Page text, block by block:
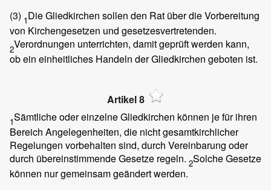
(3) 1Die Gliedkirchen sollen den Rat über die Vorbereitung
von Kirchengesetzen und gesetzesvertretenden.
2Verordnungen unterrichten, damit geprüft werden kann,
ob ein einheitliches Handeln der Gliedkirchen geboten ist.
Artikel 8
1Sämtliche oder einzelne Gliedkirchen können je für ihren
Bereich Angelegenheiten, die nicht gesamtkirchlicher
Regelungen vorbehalten sind, durch Vereinbarung oder
durch übereinstimmende Gesetze regeln. 2Solche Gesetze
können nur gemeinsam geändert werden.